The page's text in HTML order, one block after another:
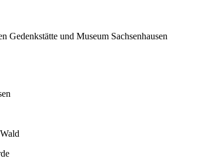
Gedenkstätte und Museum Sachsenhausen